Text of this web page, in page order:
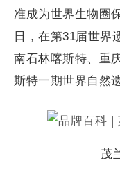
准成为世界生物圈
日，在第31届世界
南石林喀斯特、重
斯特一期世界自然
茂